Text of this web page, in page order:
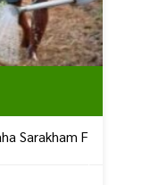
Farmers Council | ศูนย์ร